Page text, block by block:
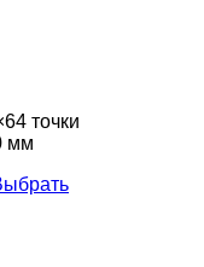
точки
мм